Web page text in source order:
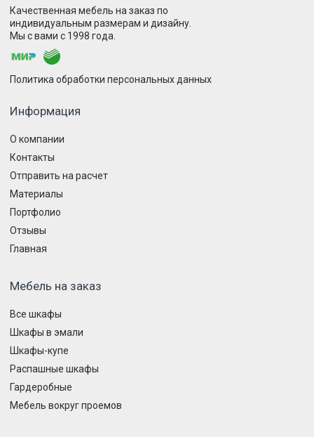
Качественная мебель на заказ по
индивидуальным размерам и дизайну.
Мы с вами с 1998 года.
Политика обработки персональных данных
Информация
О компании
Контакты
Отправить на расчет
Материалы
Портфолио
Отзывы
Главная
Мебель на заказ
Все шкафы
Шкафы в эмали
Шкафы-купе
Распашные шкафы
Гардеробные
Мебель вокруг проемов